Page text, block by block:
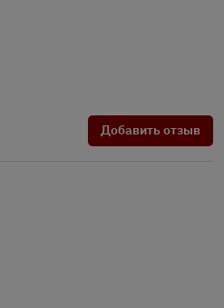
Добавить отзыв